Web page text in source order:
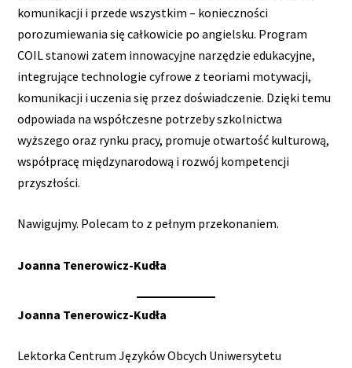
komunikacji i przede wszystkim – konieczności
porozumiewania się całkowicie po angielsku. Program
COIL stanowi zatem innowacyjne narzędzie edukacyjne,
integrujące technologie cyfrowe z teoriami motywacji,
komunikacji i uczenia się przez doświadczenie. Dzięki temu
odpowiada na współczesne potrzeby szkolnictwa
wyższego oraz rynku pracy, promuje otwartość kulturową,
współpracę międzynarodową i rozwój kompetencji
przyszłości.
Nawigujmy. Polecam to z pełnym przekonaniem.
Joanna Tenerowicz-Kudła
Joanna Tenerowicz-Kudła
Lektorka Centrum Języków Obcych Uniwersytetu